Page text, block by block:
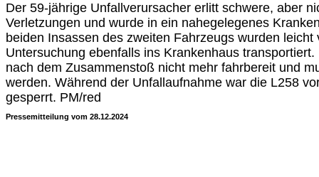
Der 59-jährige Unfallverursacher erlitt schwere, aber
Verletzungen und wurde in ein nahegelegenes
beiden Insassen des zweiten Fahrzeugs wurden
Untersuchung ebenfalls ins Krankenhaus
nach dem Zusammenstoß nicht mehr fahrbereit und
werden. Während der Unfallaufnahme war die L258
gesperrt. PM/red
Pressemitteilung vom 28.12.2024